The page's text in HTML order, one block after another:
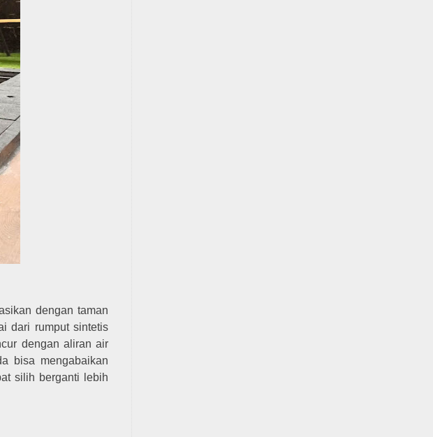
dengan taman
dari rumput sintetis
dengan aliran air
bisa mengabaikan
silih berganti lebih